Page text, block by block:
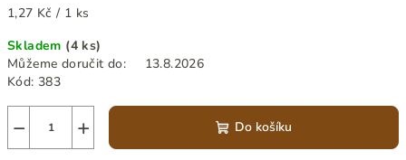
Měrná
1,27 Kč / 1 ks
Skladem (4 ks)
Můžeme doručit do:
13.8.2026
Kód: 383
+
− Do košíku